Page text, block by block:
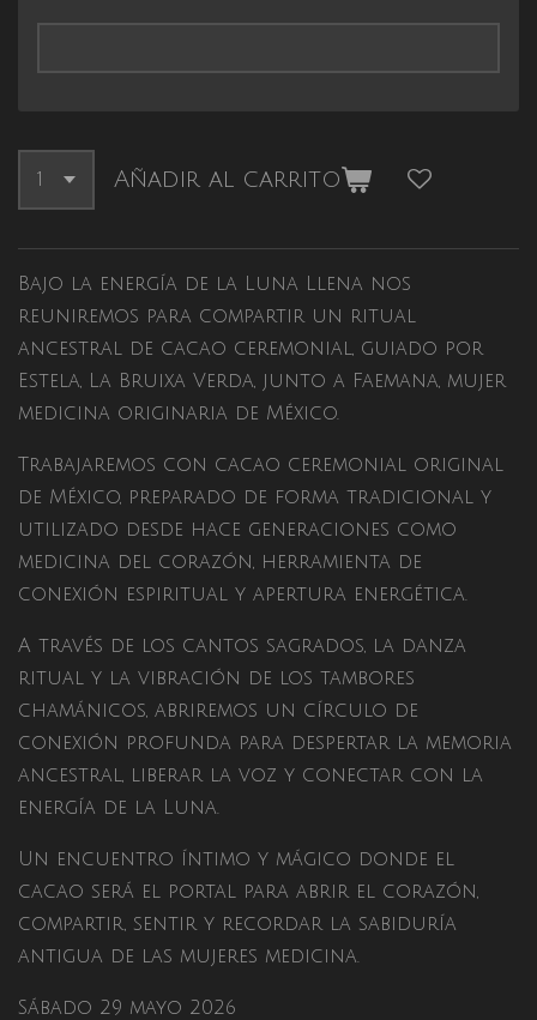
Añadir al carrito
Bajo la energía de la Luna Llena nos
reuniremos para compartir un ritual
ancestral de cacao ceremonial, guiado por
Estela, La Bruixa Verda, junto a Faemana, mujer
medicina originaria de México.
Trabajaremos con cacao ceremonial original
de México, preparado de forma tradicional y
utilizado desde hace generaciones como
medicina del corazón, herramienta de
conexión espiritual y apertura energética.
A través de los cantos sagrados, la danza
ritual y la vibración de los tambores
chamánicos, abriremos un círculo de
conexión profunda para despertar la memoria
ancestral, liberar la voz y conectar con la
energía de la Luna.
Un encuentro íntimo y mágico donde el
cacao será el portal para abrir el corazón,
compartir, sentir y recordar la sabiduría
antigua de las mujeres medicina.
Sábado 29 mayo 2026